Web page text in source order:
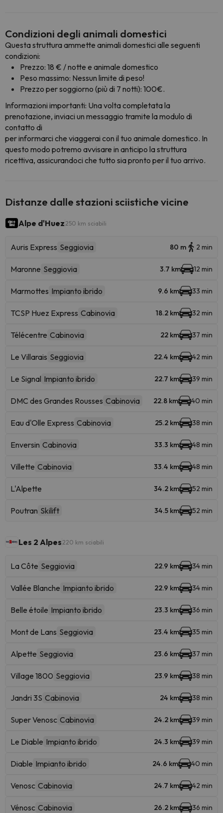
Condizioni degli animali domestici
Questa struttura ammette animali domestici alle seguenti
condizioni:
Prezzo: 18 € / notte e animale domestico
Peso massimo: Nessun limite di peso!
Prezzo per soggiorno (più di 7 notti): 100€.
Informazioni importanti: Una volta completata la
prenotazione, inviaci un messaggio tramite la modulo di
contatto di
per informarci che viaggerai con il tuo animale domestico. In
questo modo potremo avvisare in anticipo la struttura
ricettiva, assicurandoci che tutto sia pronto per il tuo arrivo.
Distanze dalle stazioni sciistiche vicine
Alpe d'Huez 250 km sciabili
Auris Express Seggiovia 80 m 2 min
Maronne Seggiovia 3.7 km 12 min
Marmottes Impianto ibrido 9.6 km 33 min
TCSP Huez Express Cabinovia 18.2 km 32 min
Télécentre Cabinovia 22 km 37 min
Le Villarais Seggiovia 22.4 km 42 min
Le Signal Impianto ibrido 22.7 km 39 min
DMC des Grandes Rousses Cabinovia 22.8 km 40 min
Eau d'Olle Express Cabinovia 25.2 km 38 min
Enversin Cabinovia 33.3 km 48 min
Villette Cabinovia 33.4 km 48 min
L'Alpette 34.2 km 52 min
Poutran Skilift 34.5 km 52 min
Les 2 Alpes 220 km sciabili
La Côte Seggiovia 22.9 km 34 min
Vallée Blanche Impianto ibrido 22.9 km 34 min
Belle étoile Impianto ibrido 23.3 km 36 min
Mont de Lans Seggiovia 23.4 km 35 min
Alpette Seggiovia 23.6 km 37 min
Village 1800 Seggiovia 23.9 km 38 min
Jandri 3S Cabinovia 24 km 38 min
Super Venosc Cabinovia 24.2 km 39 min
Le Diable Impianto ibrido 24.3 km 39 min
Diable Impianto ibrido 24.6 km 40 min
Venosc Cabinovia 24.7 km 42 min
Vénosc Cabinovia 26.2 km 36 min